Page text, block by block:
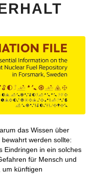
das Wissen über
werden sollte:
Eindringen in ein solches
für Mensch und
um künftigen